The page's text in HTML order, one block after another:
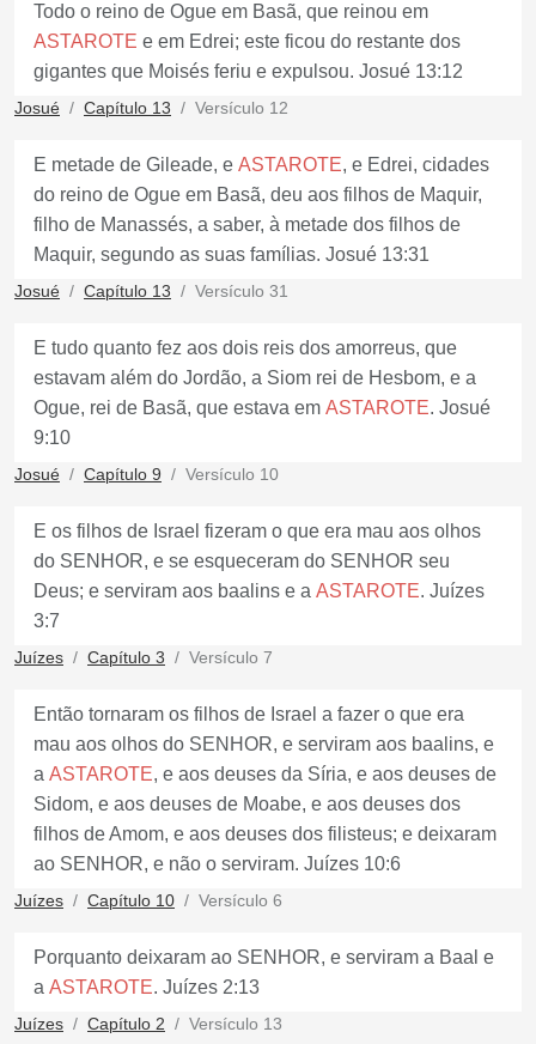
Todo o reino de Ogue em Basã, que reinou em
ASTAROTE e em Edrei; este ficou do restante dos
gigantes que Moisés feriu e expulsou. Josué 13:12
Josué Capítulo 13 Versículo 12
E metade de Gileade, e ASTAROTE, e Edrei, cidades
do reino de Ogue em Basã, deu aos filhos de Maquir,
filho de Manassés, a saber, à metade dos filhos de
Maquir, segundo as suas famílias. Josué 13:31
Josué Capítulo 13 Versículo 31
E tudo quanto fez aos dois reis dos amorreus, que
estavam além do Jordão, a Siom rei de Hesbom, e a
Ogue, rei de Basã, que estava em ASTAROTE. Josué
9:10
Josué Capítulo 9 Versículo 10
E os filhos de Israel fizeram o que era mau aos olhos
do SENHOR, e se esqueceram do SENHOR seu
Deus; e serviram aos baalins e a ASTAROTE. Juízes
3:7
Juízes Capítulo 3 Versículo 7
Então tornaram os filhos de Israel a fazer o que era
mau aos olhos do SENHOR, e serviram aos baalins, e
a ASTAROTE, e aos deuses da Síria, e aos deuses de
Sidom, e aos deuses de Moabe, e aos deuses dos
filhos de Amom, e aos deuses dos filisteus; e deixaram
ao SENHOR, e não o serviram. Juízes 10:6
Juízes Capítulo 10 Versículo 6
Porquanto deixaram ao SENHOR, e serviram a Baal e
a ASTAROTE. Juízes 2:13
Juízes Capítulo 2 Versículo 13